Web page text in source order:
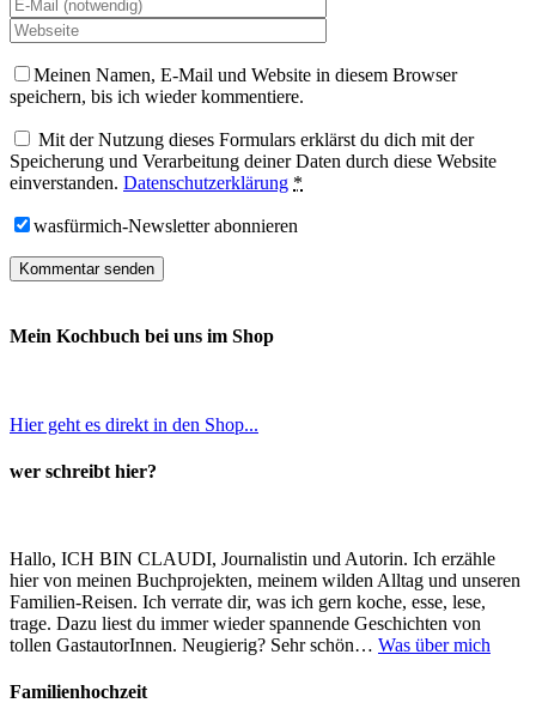
Meinen Namen, E-Mail und Website in diesem Browser
speichern, bis ich wieder kommentiere.
Mit der Nutzung dieses Formulars erklärst du dich mit der
Speicherung und Verarbeitung deiner Daten durch diese Website
einverstanden. Datenschutzerklärung *
wasfürmich-Newsletter abonnieren
Mein Kochbuch bei uns im Shop
Hier geht es direkt in den Shop...
wer schreibt hier?
Hallo, ICH BIN CLAUDI, Journalistin und Autorin. Ich erzähle
hier von meinen Buchprojekten, meinem wilden Alltag und unseren
Familien-Reisen. Ich verrate dir, was ich gern koche, esse, lese,
trage. Dazu liest du immer wieder spannende Geschichten von
tollen GastautorInnen. Neugierig? Sehr schön… Was über mich
Familienhochzeit